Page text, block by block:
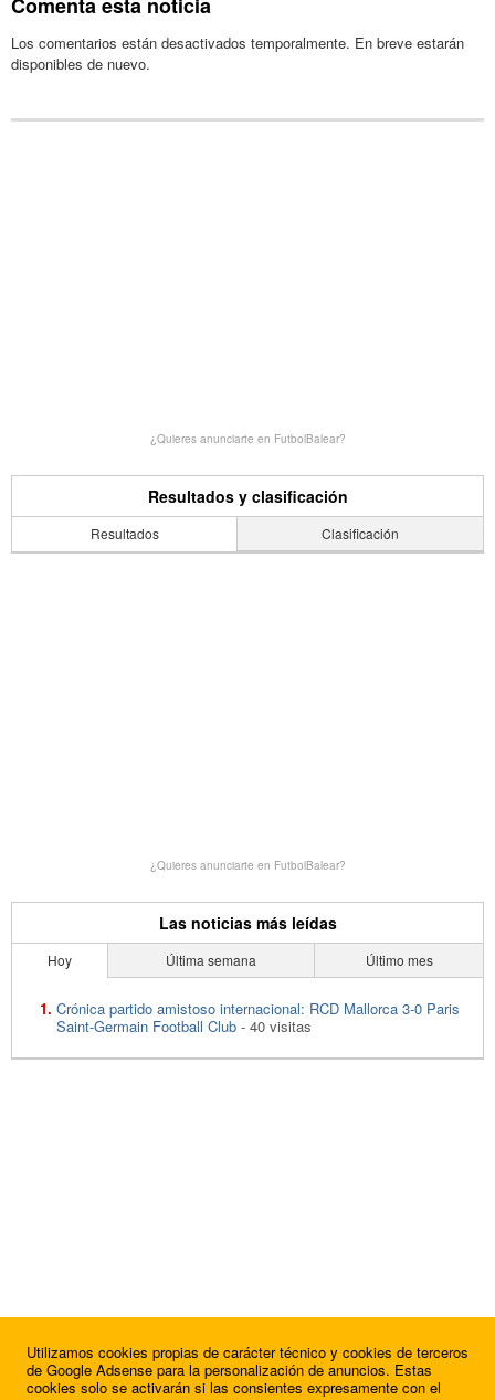
Los comentarios están desactivados temporalmente. En breve estarán
disponibles de nuevo.
¿Quieres anunciarte en FutbolBalear?
Resultados y clasificación
Resultados Clasificación
¿Quieres anunciarte en FutbolBalear?
Las noticias más leídas
Hoy Última semana Último mes
Crónica partido amistoso internacional: RCD Mallorca 3-0 Paris
Saint-Germain Football Club - 40 visitas
Utilizamos cookies propias de carácter técnico y cookies de terceros
de Google Adsense para la personalización de anuncios. Estas
cookies solo se activarán si las consientes expresamente con el